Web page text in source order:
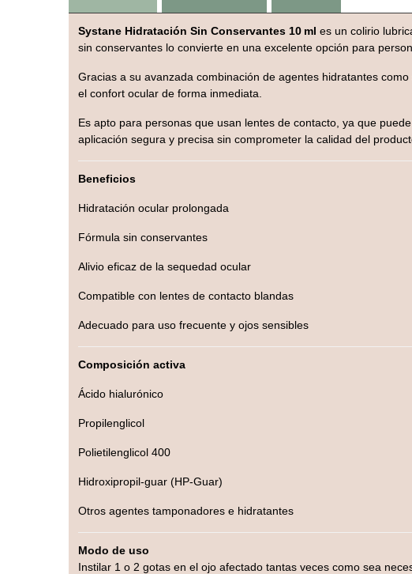
Systane Hidratación Sin Conservantes 10 ml es un colirio
sin conservantes lo convierte en una excelente opción para
Gracias a su avanzada combinación de agentes hidratantes
el confort ocular de forma inmediata.
Es apto para personas que usan lentes de contacto, ya que
aplicación segura y precisa sin comprometer la calidad del
Beneficios
Hidratación ocular prolongada
Fórmula sin conservantes
Alivio eficaz de la sequedad ocular
Compatible con lentes de contacto blandas
Adecuado para uso frecuente y ojos sensibles
Composición activa
Ácido hialurónico
Propilenglicol
Polietilenglicol 400
Hidroxipropil-guar (HP-Guar)
Otros agentes tamponadores e hidratantes
Modo de uso
Instilar 1 o 2 gotas en el ojo afectado tantas veces como sea